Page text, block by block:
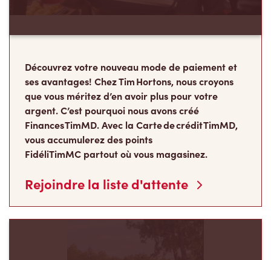
Découvrez votre nouveau mode de paiement et
ses avantages! Chez Tim Hortons, nous croyons
que vous méritez d’en avoir plus pour votre
argent. C’est pourquoi nous avons créé
Finances TimMD. Avec la Carte de crédit TimMD,
vous accumulerez des points
FidéliTimMC partout où vous magasinez.
Rejoindre la liste d'attente